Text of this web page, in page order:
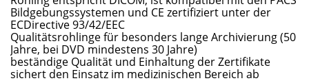
Bildgebungssystemen und CE zertifiziert unter der
ECDirective 93/42/EEC
Qualitätsrohlinge für besonders lange Archivierung (50
Jahre, bei DVD mindestens 30 Jahre)
beständige Qualität und Einhaltung der Zertifikate
sichert den Einsatz im medizinischen Bereich ab